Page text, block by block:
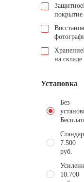
Защитное
покрытие
Хранение
на складе
Установка
Без
7.500
руб.
10.700